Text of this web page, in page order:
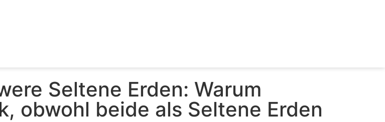
Seltene Erden: Warum
obwohl beide als Seltene Erden